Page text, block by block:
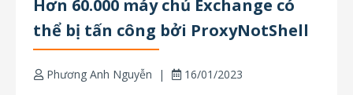
Hơn 60.000 máy chủ Exchange có
thể bị tấn công bởi ProxyNotShell
Phương Anh Nguyễn 16/01/2023